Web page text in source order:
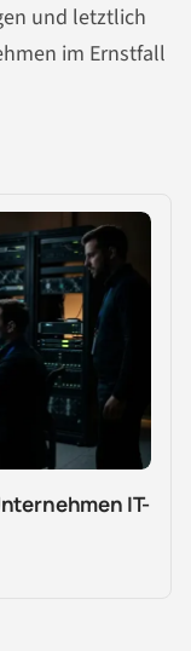
und letztlich
im Ernstfall
IT-